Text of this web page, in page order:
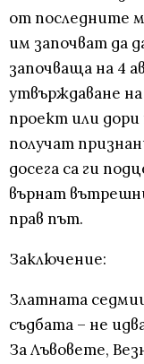
от последните
им започват да
започваща на 4
утвърждаване на
проект или
получат
досега са ги
върнат
прав път.
Заключение:
Златната
съдбата – не
За Лъвовете,